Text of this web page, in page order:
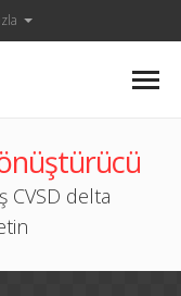
CVSD delta